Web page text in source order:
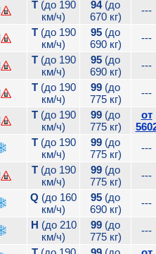
T(до 190
км/ч)
94(до
670 кг)
---
T(до 190
км/ч)
95 (до
690 кг)
---
T(до 190
км/ч)
95 (до
690 кг)
---
T(до 190
км/ч)
99 (до
775 кг)
---
T(до 190
км/ч)
99 (до
775 кг)
от
T(до 190
км/ч)
99 (до
775 кг)
---
T(до 190
км/ч)
99 (до
775 кг)
---
Q (до 160
км/ч)
95 (до
690 кг)
---
H (до 210
км/ч)
99 (до
775 кг)
---